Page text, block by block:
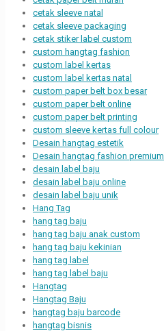
cetak sleeve natal
cetak sleeve packaging
cetak stiker label custom
custom hangtag fashion
custom label kertas
custom label kertas natal
custom paper belt box besar
custom paper belt online
custom paper belt printing
custom sleeve kertas full colour
Desain hangtag estetik
Desain hangtag fashion premium
desain label baju
desain label baju online
desain label baju unik
Hang Tag
hang tag baju
hang tag baju anak custom
hang tag baju kekinian
hang tag label
hang tag label baju
Hangtag
Hangtag Baju
hangtag baju barcode
hangtag bisnis